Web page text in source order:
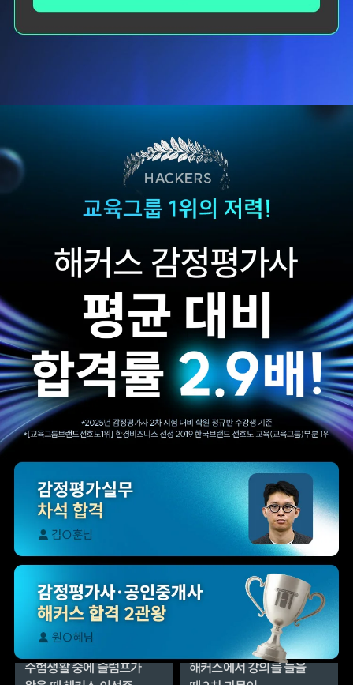
들어봤지만, 해커스
막막했는데 해커스
수 있었습니다.
합격생 성*남님
본 합격생은 이성준 선생님 강의
수강 합격생입니다.
덕분에 직장, 육아
병행하면서 고득점 할 수
합격생 이*빈님
본 합격생은 이성준 선생님 강의
수강 합격생입니다.
평가사님의
답안작성볍으로 이론
고득적을 받고 합격할 수
있었습니다.
합격생 이*우님
본 합격생은 김유안 선생님 강의
수강 합격생입니다.
해커스 최동진
평가사님의
있었습니다.
합격생 이*영님
본 합격생은 최동진 선생님 강의
수강 합격생입니다.
해커스 최동진 평가사님
덕분에 시험장에서
수 있었습니다.
합격생 김*영님
본 합격생은 최동진 선생님 강의
수험생활 중에 슬럼프가
왔을 때 해커스 이성준
평가사님의 위로와 조언
있었습니다.
해커스에서 강의를 들을
유기적으로 연결되는
느낌을 받았는데 그
부분이 가장 좋았습니다.